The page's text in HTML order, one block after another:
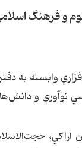
و فرهنگ
وابسته به
و